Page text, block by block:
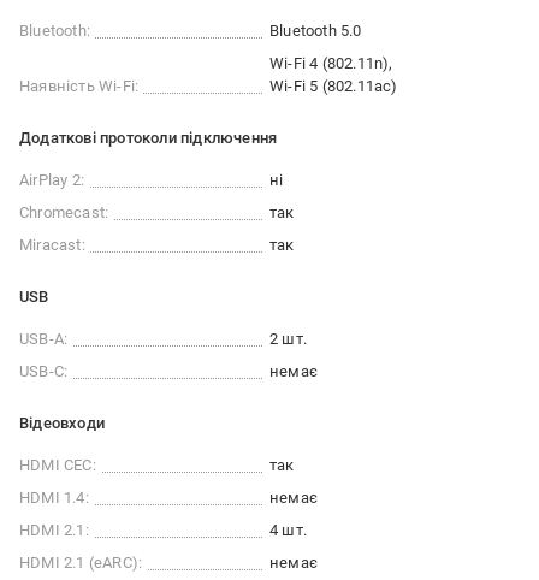
Bluetooth: Bluetooth 5.0
Наявність Wi-Fi:
Wi-Fi 4 (802.11n)
Wi-Fi 5 (802.11ac)
Додаткові протоколи підключення
AirPlay 2:
ні
Chromecast:
так
Miracast:
так
USB
USB-A:
2 шт.
USB-C:
немає
Відеовходи
HDMI CEC:
так
HDMI 1.4:
немає
HDMI 2.1:
4 шт.
HDMI 2.1 (eARC):
немає